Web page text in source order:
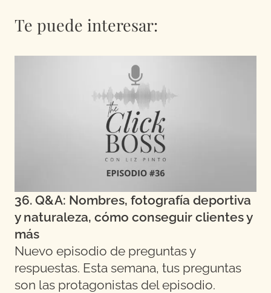
Te puede interesar:
36. Q&A: Nombres, fotografía deportiva
y naturaleza, cómo conseguir clientes y
más
Nuevo episodio de preguntas y
respuestas. Esta semana, tus preguntas
son las protagonistas del episodio.